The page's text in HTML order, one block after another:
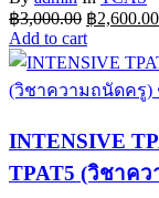
฿3,000.00 Original
price
was:
฿
฿2,600.00
Add to cart
INTENSIVE
TPAT5 (วิชาค